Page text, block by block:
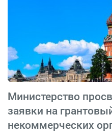
Министерство
заявки на
некоммерческих